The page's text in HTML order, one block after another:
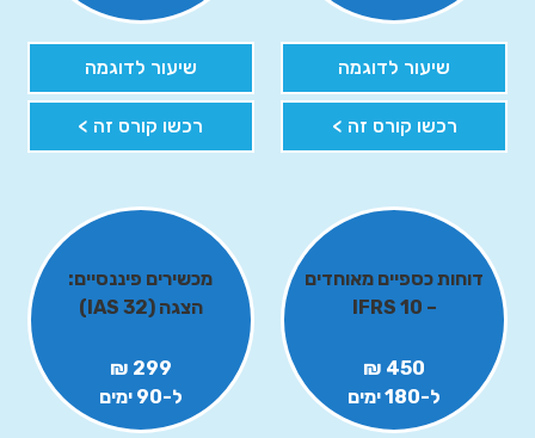
שיעור לדוגמה
רכשו קורס זה >
שיעור לדוגמה
רכשו קורס זה >
דוחות כספיים מאוחדים
– IFRS 10
450 ₪
ל-180 ימים
מכשירים פיננסיים:
הצגה (IAS 32)
299 ₪
ל-90 ימים